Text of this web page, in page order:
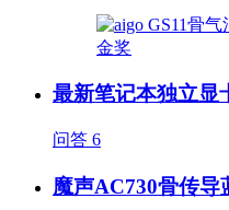
最新笔记本独立显
问答 6
魔声AC730骨传导